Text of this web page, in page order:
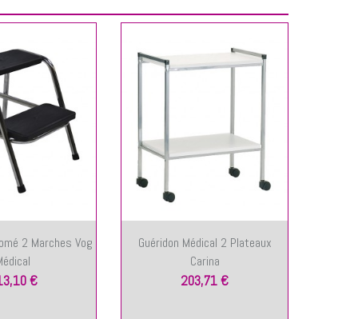
2 Marches Vog
€
Guéridon Médical 2 Plateaux
Carina
203,71 €